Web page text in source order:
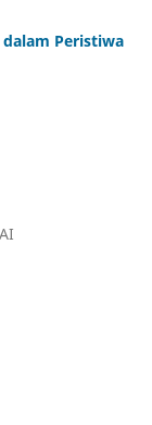
Peristiwa